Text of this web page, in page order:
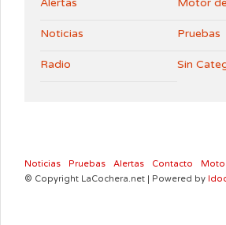
Noticias Pruebas
Radio Sin
Noticias Pruebas Alertas Contacto
© Copyright LaCochera.net | Powered by